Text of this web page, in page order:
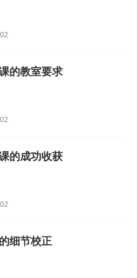
的教室要求
的成功收获
细节校正